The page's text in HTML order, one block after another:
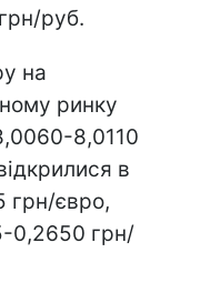
руб.
на
ринку
8,0110
в
грн/євро,
0,2650 грн/